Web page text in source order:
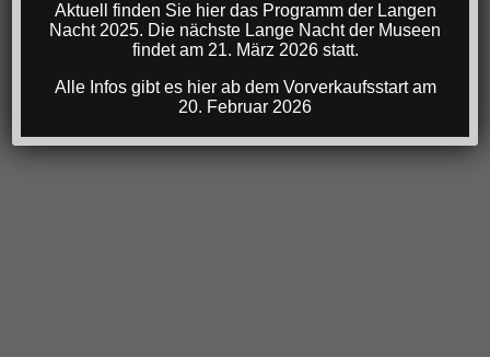
Aktuell finden Sie hier das Programm der Langen
Nacht 2025. Die nächste Lange Nacht der Museen
findet am 21. März 2026 statt.
Alle Infos gibt es hier ab dem Vorverkaufsstart am
20. Februar 2026